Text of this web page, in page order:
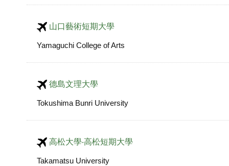
山口藝術短期大學
Yamaguchi College of Arts
德島文理大學
Tokushima Bunri University
高松大學‧高松短期大學
Takamatsu University